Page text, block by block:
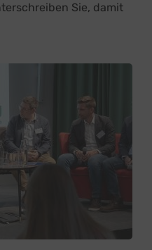
Sie, damit